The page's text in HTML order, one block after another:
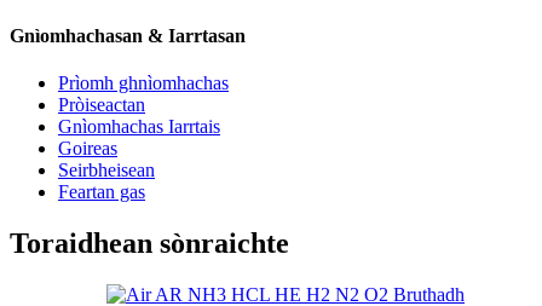
Gnìomhachasan & Iarrtasan
Prìomh ghnìomhachas
Pròiseactan
Gnìomhachas Iarrtais
Goireas
Seirbheisean
Feartan gas
Toraidhean sònraichte